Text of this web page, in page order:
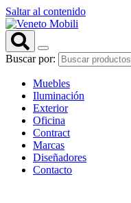
Saltar al contenido
Buscar por:
Muebles
Iluminación
Exterior
Oficina
Contract
Marcas
Diseñadores
Contacto